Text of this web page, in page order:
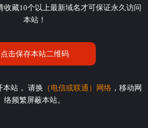
收藏10个以上最新域名才可保证永久访问
本站！
点击保存本站二维码
本站， 请换 （电信或联通）网络 ，移动网
络频繁屏蔽本站。